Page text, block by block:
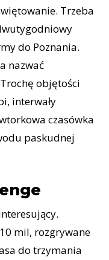
Trzeba
do Poznania.
nazwać
objętości
interwały
czasówka
paskudnej
mil, rozgrywane
do trzymania